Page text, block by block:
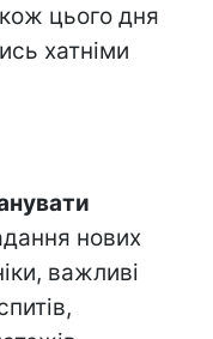
цього дня
хатніми
нових
важливі